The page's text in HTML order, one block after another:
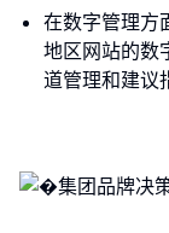
在数字管理方
地区网站的数
道管理和建议